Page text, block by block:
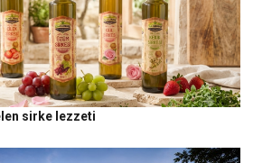
sirke lezzeti